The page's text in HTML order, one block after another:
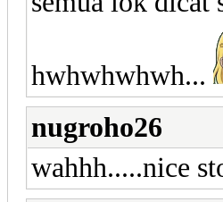
hwhwhwhwh...
nugroho26
wahhh.....nice